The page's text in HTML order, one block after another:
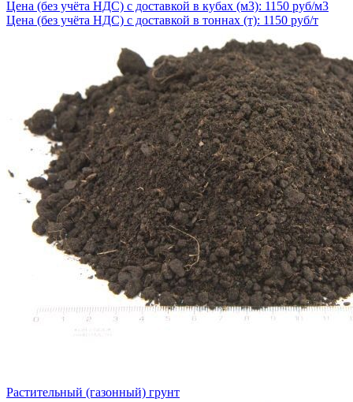
Цена (без учёта НДС) с доставкой в кубах (м3): 1150 руб/м3
Цена (без учёта НДС) с доставкой в тоннах (т): 1150 руб/т
Растительный (газонный) грунт